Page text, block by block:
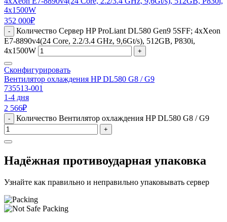
4x1500W
352 000₽
-
Количество Сервер HP ProLiant DL580 Gen9 5SFF; 4xXeon
E7-8890v4(24 Core, 2.2/3.4 GHz, 9,6Gt/s), 512GB, P830i,
4x1500W
+
Сконфигурировать
Вентилятор охлаждения HP DL580 G8 / G9
735513-001
1-4 дня
2 566₽
- Количество Вентилятор охлаждения HP DL580 G8 / G9
+
Надёжная противоударная упаковка
Узнайте как правильно и неправильно упаковывать сервер